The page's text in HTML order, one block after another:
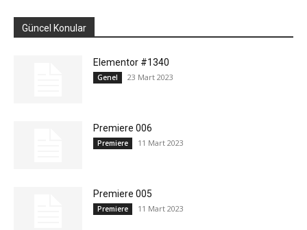
Güncel Konular
Elementor #1340
Genel 23 Mart 2023
Premiere 006
Premiere 11 Mart 2023
Premiere 005
Premiere 11 Mart 2023